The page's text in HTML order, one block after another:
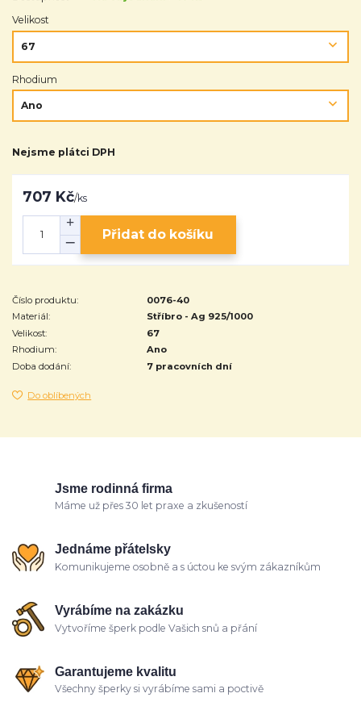
Velikost
Rhodium
Nejsme plátci DPH
707 Kč/ks
Přidat do košíku
Číslo produktu:
0076-40
Materiál:
Stříbro - Ag 925/1000
Velikost:
67
Rhodium:
Ano
Doba dodání:
7 pracovních dní
Do oblíbených
Jsme rodinná firma
Máme už přes 30 let praxe a zkušeností
Jednáme přátelsky
Komunikujeme osobně a s úctou ke svým zákazníkům
Vyrábíme na zakázku
Vytvoříme šperk podle Vašich snů a přání
Garantujeme kvalitu
Všechny šperky si vyrábíme sami a poctivě